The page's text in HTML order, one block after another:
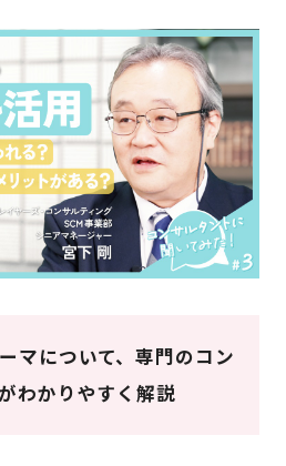
マについて、専門のコン
わかりやすく解説